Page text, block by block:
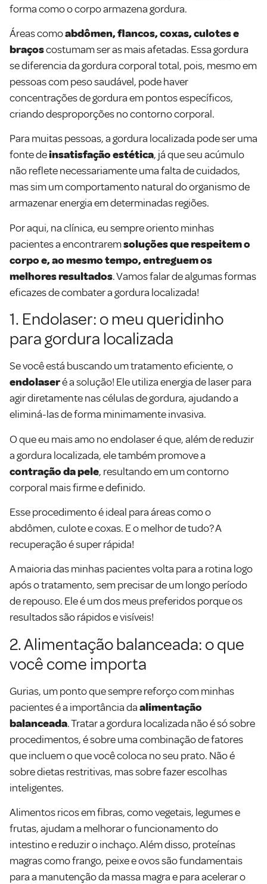
forma como o corpo armazena gordura.
Áreas comoabdômen, flancos, coxas, culotes e
braçoscostumam ser as mais afetadas. Essa gordura
se diferencia da gordura corporal total, pois, mesmo em
pessoas com peso saudável, pode haver
concentrações de gordura em pontos específicos,
criando desproporções no contorno corporal.
Para muitas pessoas, a gordura localizada pode ser uma
fonte deinsatisfação estética, já que seu acúmulo
não reflete necessariamente uma falta de cuidados,
mas sim um comportamento natural do organismo de
armazenar energia em determinadas regiões.
Por aqui, na clínica, eu sempre oriento minhas
pacientes a encontraremsoluções que respeitem o
corpo e, ao mesmo tempo, entreguem os
melhores resultados. Vamos falar de algumas formas
eficazes de combater a gordura localizada!
1. Endolaser: o meu queridinho
para gordura localizada
Se você está buscando um tratamento eficiente, o
endolaseré a solução! Ele utiliza energia de laser para
agir diretamente nas células de gordura, ajudando a
eliminá-las de forma minimamente invasiva.
O que eu mais amo no endolaser é que, além de reduzir
a gordura localizada, ele também promove a
contração da pele, resultando em um contorno
corporal mais firme e definido.
Esse procedimento é ideal para áreas como o
abdômen, culote e coxas. E o melhor de tudo? A
recuperação é super rápida!
A maioria das minhas pacientes volta para a rotina logo
após o tratamento, sem precisar de um longo período
de repouso. Ele é um dos meus preferidos porque os
resultados são rápidos e visíveis!
2. Alimentação balanceada: o que
você come importa
Gurias, um ponto que sempre reforço com minhas
pacientes é a importância daalimentação
balanceada. Tratar a gordura localizada não é só sobre
procedimentos, é sobre uma combinação de fatores
que incluem o que você coloca no seu prato. Não é
sobre dietas restritivas, mas sobre fazer escolhas
inteligentes.
Alimentos ricos em fibras, como vegetais, legumes e
frutas, ajudam a melhorar o funcionamento do
intestino e reduzir o inchaço. Além disso, proteínas
magras como frango, peixe e ovos são fundamentais
para a manutenção da massa magra e para acelerar o